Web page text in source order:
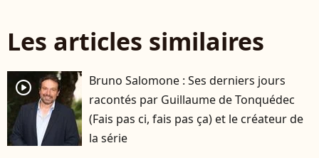
Les articles similaires
player2
Bruno Salomone : Ses derniers jours
racontés par Guillaume de Tonquédec
(Fais pas ci, fais pas ça) et le créateur de
la série